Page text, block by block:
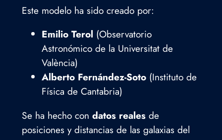
Este modelo ha sido creado por:
Emilio Terol (Observatorio
Astronómico de la Universitat de
València)
Alberto Fernández-Soto(Instituto de
Física de Cantabria)
Se ha hecho con datos realesde
posiciones y distancias de las galaxias del